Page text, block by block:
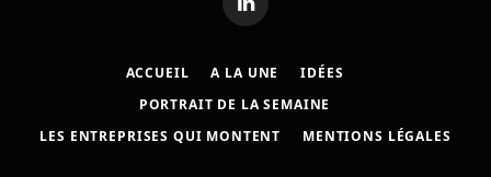
LinkedIn
ACCUEIL A LA UNE
IDÉES
PORTRAIT DE LA SEMAINE
LES ENTREPRISES QUI MONTENT
MENTIONS LÉGALES